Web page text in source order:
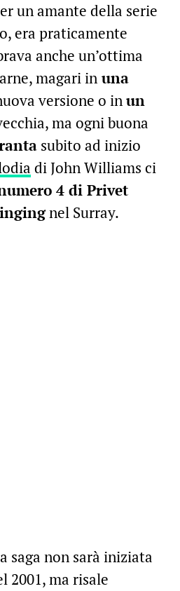
un amante della serie
era praticamente
anche un’ottima
magari inuna
versione o inun
ma ogni buona
subito ad inizio
di John Williams ci
4 di Privet
nel Surray.
saga non sarà iniziata
2001, ma risale